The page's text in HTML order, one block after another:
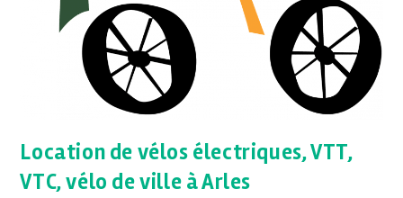
Location de vélos électriques, VTT,
VTC, vélo de ville à Arles